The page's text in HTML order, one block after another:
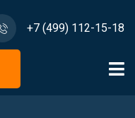
+7 (499) 112-15-18